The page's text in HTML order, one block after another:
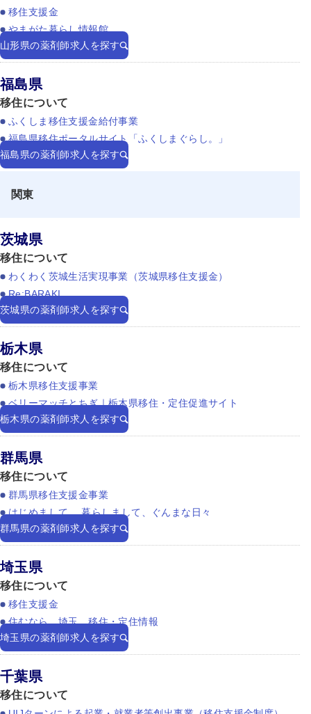
移住支援金
やまがた暮らし情報館
山形県の薬剤師求人を探す
福島県
移住について
ふくしま移住支援金給付事業
福島県移住ポータルサイト「ふくしまぐらし。」
福島県の薬剤師求人を探す
関東
茨城県
移住について
わくわく茨城生活実現事業（茨城県移住支援金）
Re:BARAKI
茨城県の薬剤師求人を探す
栃木県
移住について
栃木県移住支援事業
ベリーマッチとちぎ｜栃木県移住・定住促進サイト
栃木県の薬剤師求人を探す
群馬県
移住について
群馬県移住支援金事業
はじめまして、 暮らしまして、ぐんまな日々
群馬県の薬剤師求人を探す
埼玉県
移住について
移住支援金
住むなら、埼玉。移住・定住情報
埼玉県の薬剤師求人を探す
千葉県
移住について